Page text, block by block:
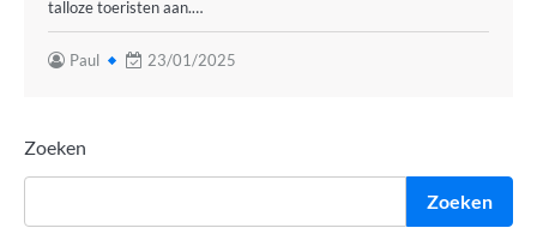
talloze toeristen aan.…
Paul 23/01/2025
Zoeken
Zoeken